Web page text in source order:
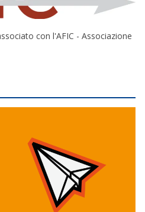
con l'AFIC - Associazione